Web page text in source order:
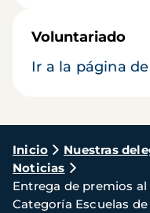
Voluntariado
Ir a la página
Ruta
de
navegación
Inicio Nuestras
Noticias
Entrega de premios
Categoría Escuelas de